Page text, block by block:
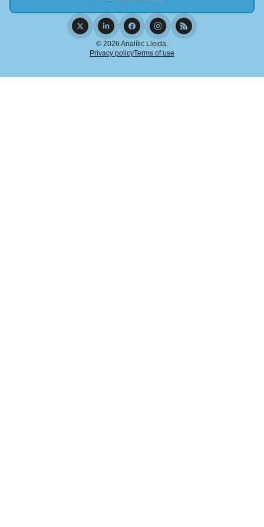
© 2026 Analític Lleida.
Privacy policyTerms of use